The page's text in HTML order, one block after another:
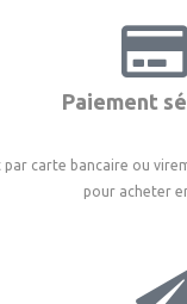
Paiement
par carte bancaire ou
pour acheter